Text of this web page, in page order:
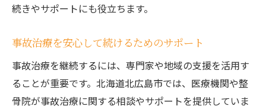
続きやサポートにも役立ちます。
事故治療を安心して続けるためのサポート
事故治療を継続するには、専門家や地域の支援を活用す
ることが重要です。北海道北広島市では、医療機関や整
骨院が事故治療に関する相談やサポートを提供していま